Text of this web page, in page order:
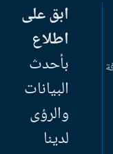
ابق على
اطلاع
بأحدث
البيانات
والرؤى
لدينا